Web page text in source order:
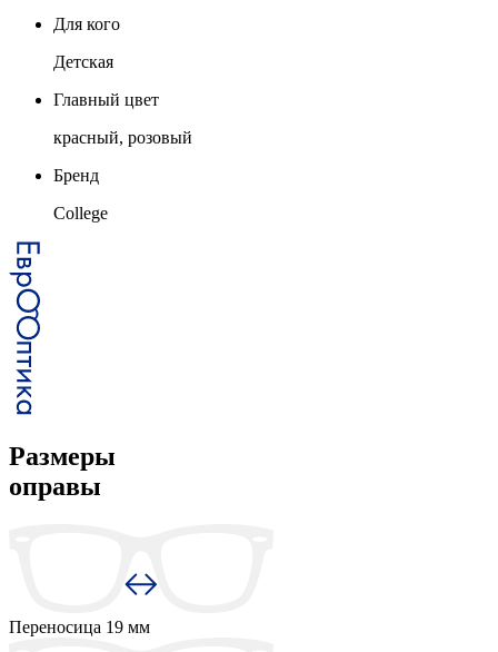
Для кого
Детская
Главный цвет
красный, розовый
Бренд
College
Размеры
оправы
Переносица 19 мм